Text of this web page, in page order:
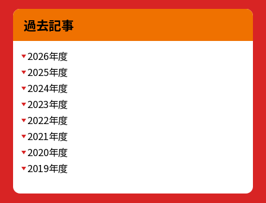
過去記事
2026年度
2025年度
2024年度
2023年度
2022年度
2021年度
2020年度
2019年度